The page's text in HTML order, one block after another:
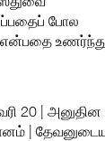
போல
என்பதை
20 | அனுதின
|